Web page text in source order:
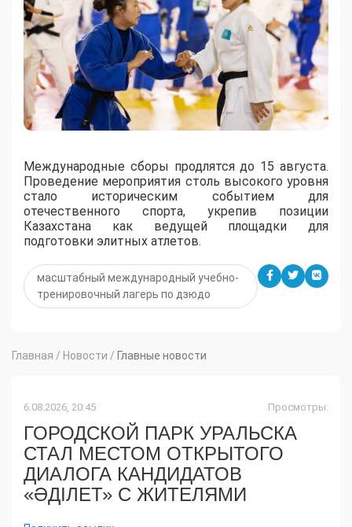
Международные сборы продлятся до 15 августа.
Проведение мероприятия столь высокого уровня
стало историческим событием для
отечественного спорта, укрепив позиции
Казахстана как ведущей площадки для
подготовки элитных атлетов.
масштабный международный учебно-
тренировочный лагерь по дзюдо
Главная / Новости / Главные новости
6.08.2026, 20:45 Просмотры:
ГОРОДСКОЙ ПАРК УРАЛЬСКА
СТАЛ МЕСТОМ ОТКРЫТОГО
ДИАЛОГА КАНДИДАТОВ
«ӘДІЛЕТ» С ЖИТЕЛЯМИ